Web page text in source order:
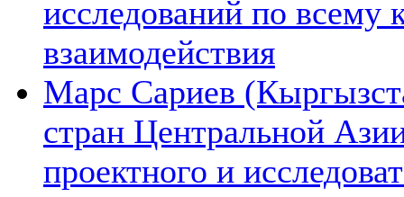
исследований по всему
взаимодействия
Марс Сариев
стран Центральной
проектного и